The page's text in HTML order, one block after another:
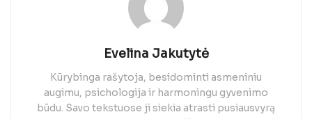
Evelina Jakutytė
Kūrybinga rašytoja, besidominti asmeniniu
augimu, psichologija ir harmoningu gyvenimo
būdu. Savo tekstuose ji siekia atrasti pusiausvyrą